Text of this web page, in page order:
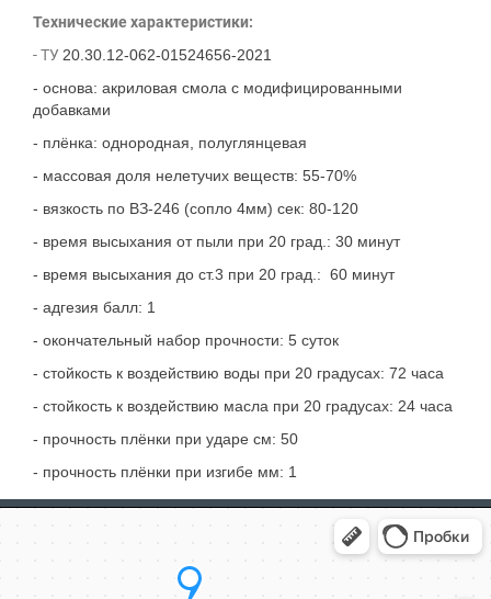
Технические характеристики:
- ТУ20.30.12-062-01524656-2021
- основа: акриловая смола с модифицированными
добавками
- плёнка: однородная, полуглянцевая
- массовая доля нелетучих веществ: 55-70%
- вязкость по ВЗ-246 (сопло 4мм) сек: 80-120
- время высыхания от пыли при 20 град.: 30 минут
- время высыхания до ст.3 при 20 град.: 60 минут
- адгезия балл: 1
- окончательный набор прочности: 5 суток
- стойкость к воздействию воды при 20 градусах: 72 часа
- стойкость к воздействию масла при 20 градусах: 24 часа
- прочность плёнки при ударе см: 50
- прочность плёнки при изгибе мм: 1